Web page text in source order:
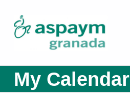
My Calendar